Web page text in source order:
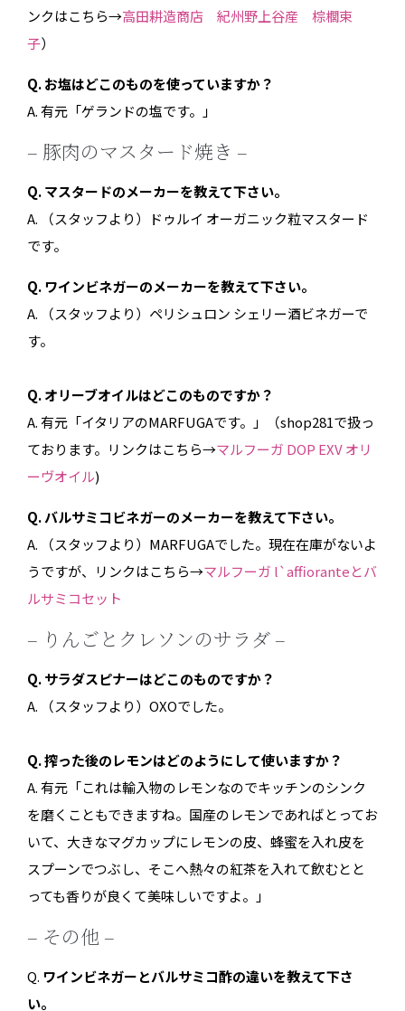
ンクはこちら→高田耕造商店 紀州野上谷産 棕櫚束
子）
Q. お塩はどこのものを使っていますか？
A. 有元「ゲランドの塩です。」
– 豚肉のマスタード焼き –
Q. マスタードのメーカーを教えて下さい。
A. （スタッフより）ドゥルイ オーガニック粒マスタード
です。
Q.ワインビネガーのメーカーを教えて下さい。
A. （スタッフより）ペリシュロン シェリー酒ビネガーで
す。
Q. オリーブオイルはどこのものですか？
A. 有元「イタリアのMARFUGAです。」（shop281で扱っ
ております。リンクはこちら→マルフーガ DOP EXV オリ
ーヴオイル)
Q.バルサミコビネガーのメーカーを教えて下さい。
A. （スタッフより）MARFUGAでした。現在在庫がないよ
うですが、リンクはこちら→マルフーガ l`affioranteとバ
ルサミコセット
– りんごとクレソンのサラダ –
Q. サラダスピナーはどこのものですか？
A. （スタッフより）OXOでした。
Q. 搾った後のレモンはどのようにして使いますか？
A. 有元「これは輸入物のレモンなのでキッチンのシンク
を磨くこともできますね。国産のレモンであればとってお
いて、大きなマグカップにレモンの皮、蜂蜜を入れ皮を
スプーンでつぶし、そこへ熱々の紅茶を入れて飲むとと
っても香りが良くて美味しいですよ。」
– その他 –
Q. ワインビネガーとバルサミコ酢の違いを教えて下さ
い。